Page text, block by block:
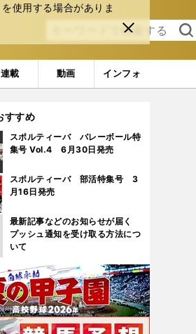
使⽤する場合がありま
閉じ
る
検索
る
マ
連載 動画 インフォ
らこそJ３でプレーする今も「まだまだ
すすめ
スポルティーバ バレーボール特
集号 Vol.4 6月30日発売
スポルティーバ 部活特集号 3
月16日発売
最新記事などのお知らせが届く
プッシュ通知を受け取る方法につ
いて